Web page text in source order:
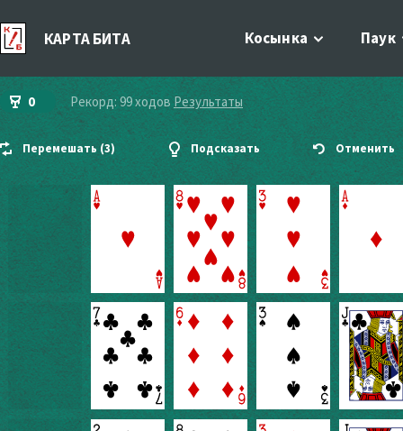
КАРТА БИТА Косынка Паук
0 Рекорд: 99 ходов Результаты
Перемешать (3) Подсказать Отменить